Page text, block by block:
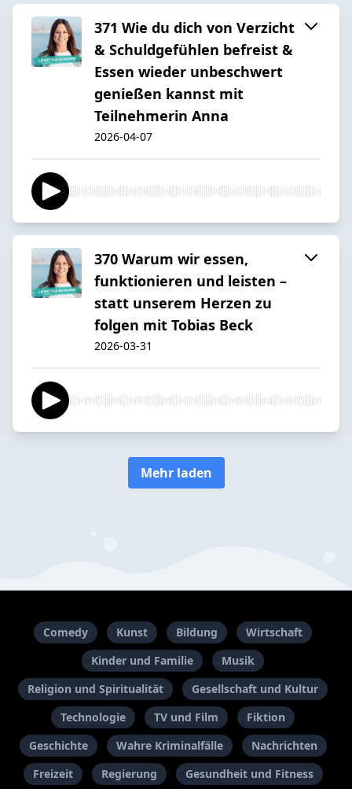
371 Wie du dich von Verzicht
& Schuldgefühlen befreist &
Essen wieder unbeschwert
genießen kannst mit
Teilnehmerin Anna
2026-04-07
370 Warum wir essen,
funktionieren und leisten –
statt unserem Herzen zu
folgen mit Tobias Beck
2026-03-31
Mehr laden
Comedy Kunst Bildung
Wirtschaft
Kinder und Familie
Musik
Religion und Spiritualität
Gesellschaft und Kultur
Technologie
TV und Film
Fiktion
Geschichte
Wahre Kriminalfälle
Nachrichten
Freizeit
Regierung Gesundheit und Fitness